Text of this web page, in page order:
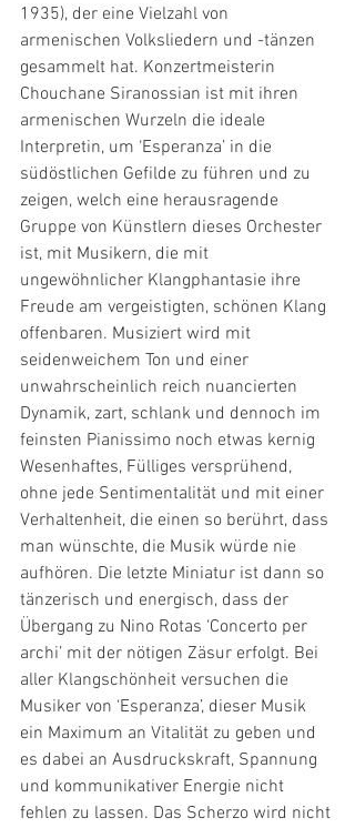
1935), der eine Vielzahl von
armenischen Volksliedern und -tänzen
gesammelt hat. Konzertmeisterin
Chouchane Siranossian ist mit ihren
armenischen Wurzeln die ideale
Interpretin, um ‘Esperanza’ in die
südöstlichen Gefilde zu führen und zu
zeigen, welch eine herausragende
Gruppe von Künstlern dieses Orchester
ist, mit Musikern, die mit
ungewöhnlicher Klangphantasie ihre
Freude am vergeistigten, schönen Klang
offenbaren. Musiziert wird mit
seidenweichem Ton und einer
unwahrscheinlich reich nuancierten
Dynamik, zart, schlank und dennoch im
feinsten Pianissimo noch etwas kernig
Wesenhaftes, Fülliges versprühend,
ohne jede Sentimentalität und mit einer
Verhaltenheit, die einen so berührt, dass
man wünschte, die Musik würde nie
aufhören. Die letzte Miniatur ist dann so
tänzerisch und energisch, dass der
Übergang zu Nino Rotas ‘Concerto per
archi’ mit der nötigen Zäsur erfolgt. Bei
aller Klangschönheit versuchen die
Musiker von ‘Esperanza’, dieser Musik
ein Maximum an Vitalität zu geben und
es dabei an Ausdruckskraft, Spannung
und kommunikativer Energie nicht
fehlen zu lassen. Das Scherzo wird nicht